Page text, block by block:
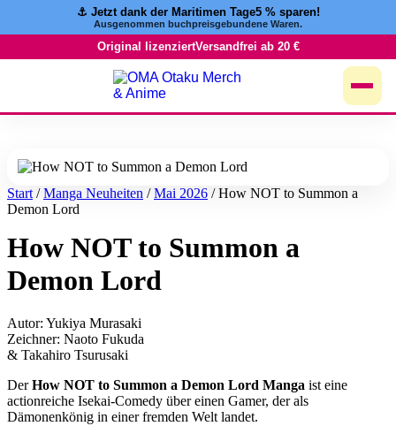
⚓️ Jetzt dank der Maritimen Tage5 % sparen!
Ausgenommen buchpreisgebundene Waren.
Original lizenziertVersandfrei ab 20 €
Start /Manga Neuheiten /Mai 2026 / How NOT to Summon a
Demon Lord
How NOT to Summon a
Demon Lord
Autor: Yukiya Murasaki
Zeichner: Naoto Fukuda
& Takahiro Tsurusaki
DerHow NOT to Summon a Demon Lord Manga ist eine
actionreiche Isekai-Comedy über einen Gamer, der als
Dämonenkönig in einer fremden Welt landet.